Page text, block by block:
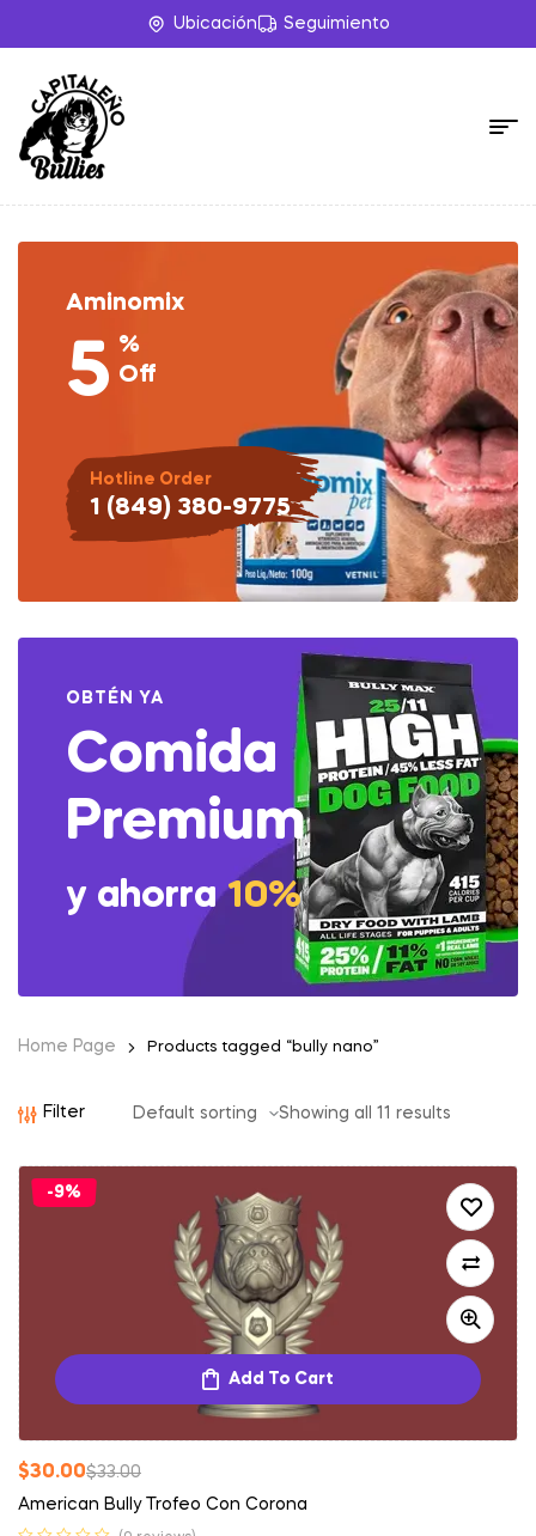
Ubicación Seguimiento
5 %
Off
Aminomix
Hotline Order
1 (849) 380-9775
OBTÉN YA
Comida
Premium
y ahorra10%
Home Page Products tagged “bully nano”
Filter Showing all 11 results
-9%
Add To Cart
$33.00
$30.00
American Bully Trofeo Con Corona